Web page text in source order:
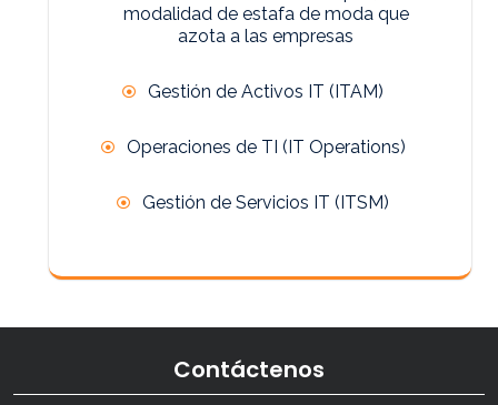
modalidad de estafa de moda que
azota a las empresas
Gestión de Activos IT (ITAM)
Operaciones de TI (IT Operations)
Gestión de Servicios IT (ITSM)
Contáctenos